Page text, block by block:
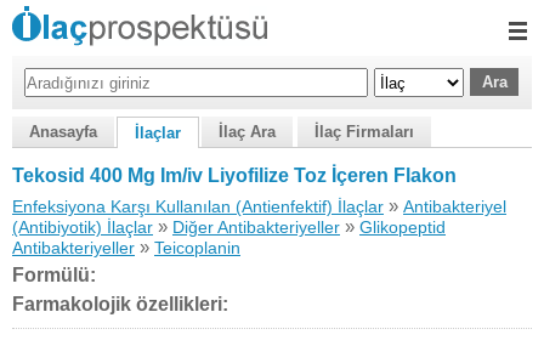
Anasayfa İlaçlar İlaç Ara İlaç Firmaları
Tekosid 400 Mg Im/iv Liyofilize Toz İçeren Flakon
Enfeksiyona Karşı Kullanılan (Antienfektif) İlaçlar » Antibakteriyel
(Antibiyotik) İlaçlar » Diğer Antibakteriyeller » Glikopeptid
Antibakteriyeller » Teicoplanin
Formülü:
Farmakolojik özellikleri: